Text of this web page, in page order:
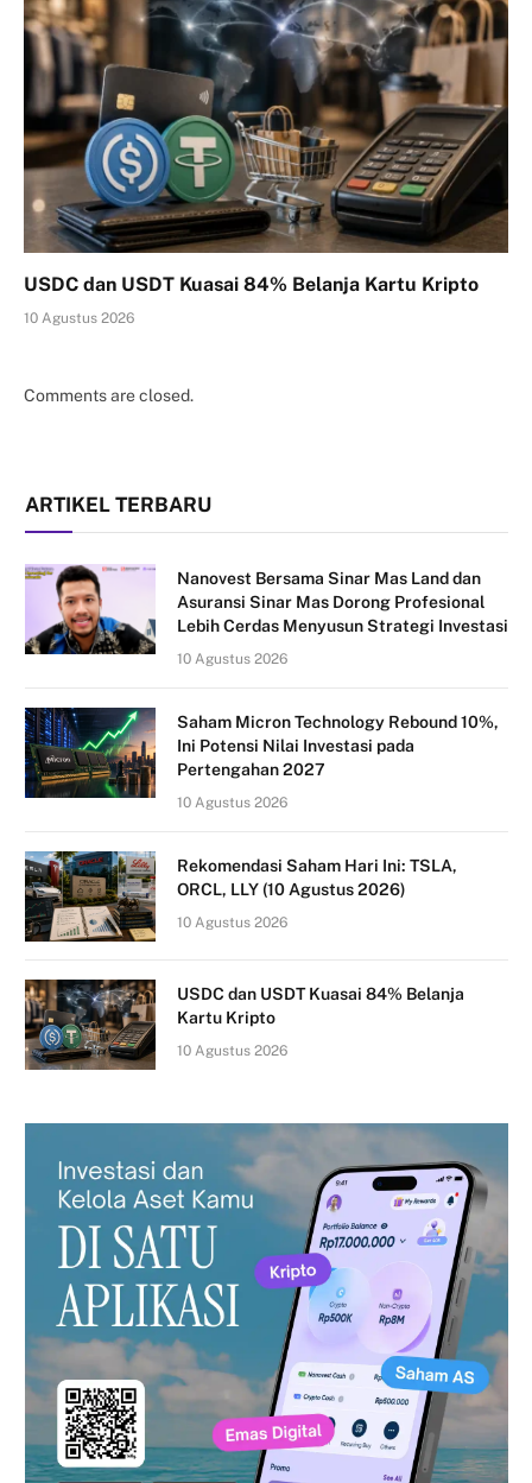
USDC dan USDT Kuasai 84% Belanja Kartu Kripto
10 Agustus 2026
Comments are closed.
ARTIKEL TERBARU
Nanovest Bersama Sinar Mas Land dan
Asuransi Sinar Mas Dorong Profesional
Lebih Cerdas Menyusun Strategi Investasi
10 Agustus 2026
Saham Micron Technology Rebound 10%,
Ini Potensi Nilai Investasi pada
Pertengahan 2027
10 Agustus 2026
Rekomendasi Saham Hari Ini: TSLA,
ORCL, LLY (10 Agustus 2026)
10 Agustus 2026
USDC dan USDT Kuasai 84% Belanja
Kartu Kripto
10 Agustus 2026